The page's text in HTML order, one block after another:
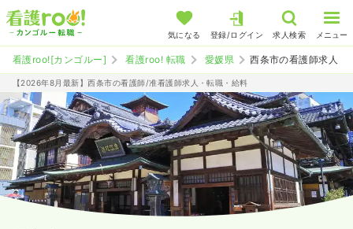
気になる 登録/ログイン 求人検索 メニュー
看護roo![カンゴルー] 看護roo! 転職 愛媛県 西条市の看護師求人
【2026年8月最新】西条市の看護師/准看護師求人・転職・給料